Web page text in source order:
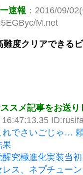
速報 ：2016/09/
M.net
度クリアできる
スメ記事をお送り
れでさいごじゃ…
果
醒究極進化実装当
ス、ネプチュー